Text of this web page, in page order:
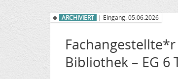
ARCHIVIERT | Eingang: 05.06.2026
Bibliothek – EG 6